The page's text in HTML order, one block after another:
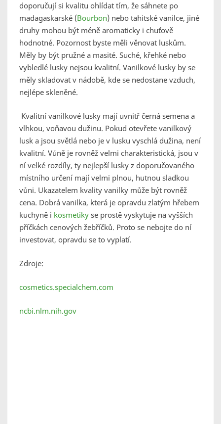
doporučují si kvalitu ohlídat tím, že sáhnete po
madagaskarské (Bourbon) nebo tahitské vanilce, jiné
druhy mohou být méně aromaticky i chuťově
hodnotné. Pozornost byste měli věnovat luskům.
Měly by být pružné a masité. Suché, křehké nebo
vybledlé lusky nejsou kvalitní. Vanilkové lusky by se
měly skladovat v nádobě, kde se nedostane vzduch,
nejlépe skleněné.
Kvalitní vanilkové lusky mají uvnitř černá semena a
vlhkou, voňavou dužinu. Pokud otevřete vanilkový
lusk a jsou světlá nebo je v lusku vyschlá dužina, není
kvalitní. Vůně je rovněž velmi charakteristická, jsou v
ní velké rozdíly, ty nejlepší lusky z doporučovaného
místního určení mají velmi plnou, hutnou sladkou
vůni. Ukazatelem kvality vanilky může být rovněž
cena. Dobrá vanilka, která je opravdu zlatým hřebem
kuchyně i kosmetiky se prostě vyskytuje na vyšších
příčkách cenových žebříčků. Proto se nebojte do ní
investovat, opravdu se to vyplatí.
Zdroje:
cosmetics.specialchem.com
ncbi.nlm.nih.gov